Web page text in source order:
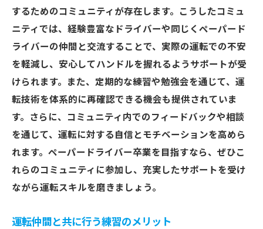
するためのコミュニティが存在します。こうしたコミュ
ニティでは、経験豊富なドライバーや同じくペーパード
ライバーの仲間と交流することで、実際の運転での不安
を軽減し、安心してハンドルを握れるようサポートが受
けられます。また、定期的な練習や勉強会を通じて、運
転技術を体系的に再確認できる機会も提供されていま
す。さらに、コミュニティ内でのフィードバックや相談
を通じて、運転に対する自信とモチベーションを高めら
れます。ペーパードライバー卒業を目指すなら、ぜひこ
れらのコミュニティに参加し、充実したサポートを受け
ながら運転スキルを磨きましょう。
運転仲間と共に行う練習のメリット